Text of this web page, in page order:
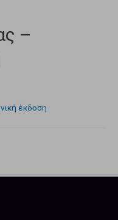
–
έκδοση